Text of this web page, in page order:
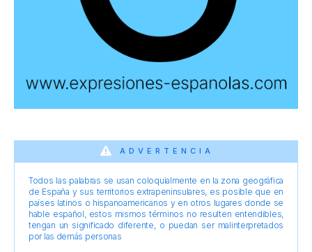
ADVERTENCIA
Todos las palabras se usan coloquialmente en la zona geográfica
de España y sus territorios extrapeninsulares, es posible que en
países latinos o hispanoamericanos y en otros lugares donde se
hable español, estos mismos términos no resulten entendibles,
tengan un significado diferente, o puedan ser malinterpretados
por las demás personas